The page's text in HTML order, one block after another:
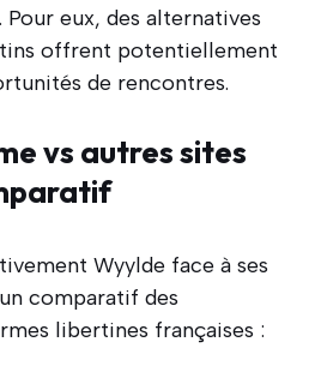
eux, des alternatives
offrent potentiellement
de rencontres.
vs autres sites
Wyylde face à ses
comparatif des
libertines françaises :